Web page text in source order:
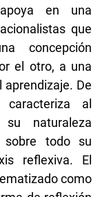
en una
que
concepción
el otro, a una
De
al
naturaleza
sobre todo su
reflexiva. El
como